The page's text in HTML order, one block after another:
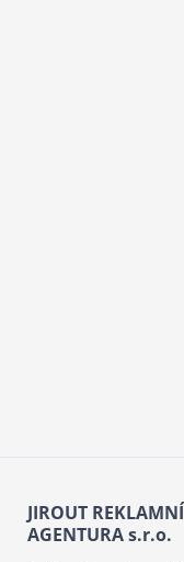
JIROUT REKLAMNÍ
AGENTURA s.r.o.